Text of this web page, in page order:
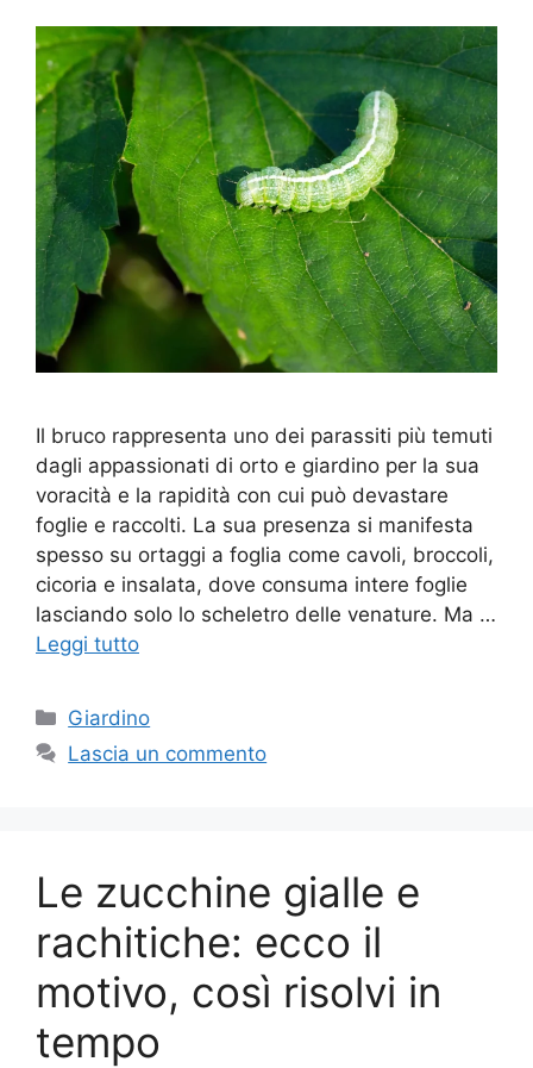
Il bruco rappresenta uno dei parassiti più temuti
dagli appassionati di orto e giardino per la sua
voracità e la rapidità con cui può devastare
foglie e raccolti. La sua presenza si manifesta
spesso su ortaggi a foglia come cavoli, broccoli,
cicoria e insalata, dove consuma intere foglie
lasciando solo lo scheletro delle venature. Ma …
Leggi tutto
Categorie
Giardino
Lascia un commento
Le zucchine gialle e
rachitiche: ecco il
motivo, così risolvi in
tempo